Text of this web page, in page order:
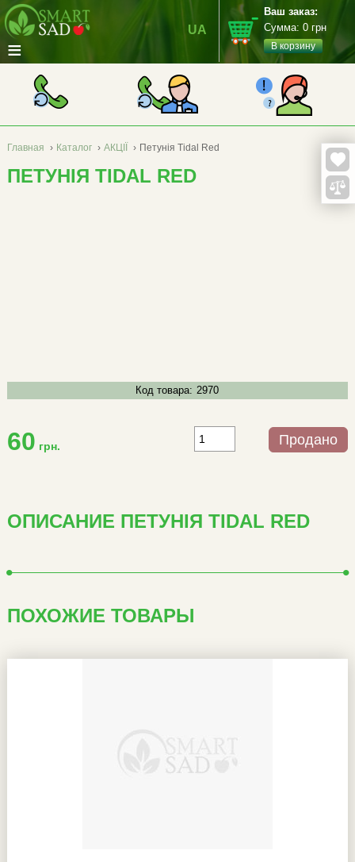
≡
UA
Ваш заказ:
Сумма: 0 грн
В корзину
Главная › Каталог › АКЦІЇ › Петунія Tidal Red
ПЕТУНІЯ TIDAL RED
Код товара: 2970
60 грн. Продано
ОПИСАНИЕ ПЕТУНІЯ TIDAL RED
ПОХОЖИЕ ТОВАРЫ